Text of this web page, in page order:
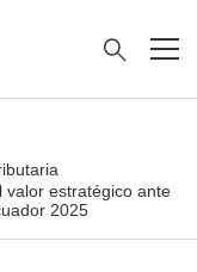
valor estratégico ante
2025